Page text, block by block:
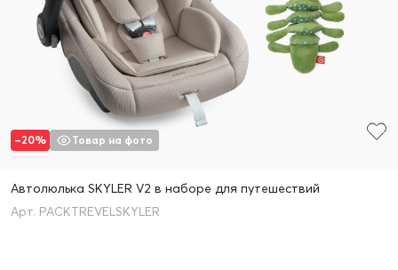
Автолюлька SKYLER V2 в наборе для путешествий
PACKTREVELSKYLER
–20% Товар на фото